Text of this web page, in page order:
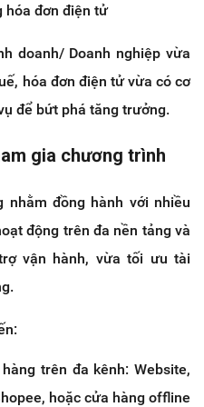
hóa đơn điện tử
doanh/ Doanh nghiệp vừa
hóa đơn điện tử vừa có cơ
để bứt phá tăng trưởng.
gia chương trình
nhằm đồng hành với nhiều
động trên đa nền tảng và
vận hành, vừa tối ưu tài
trên đa kênh: Website,
hoặc cửa hàng offline